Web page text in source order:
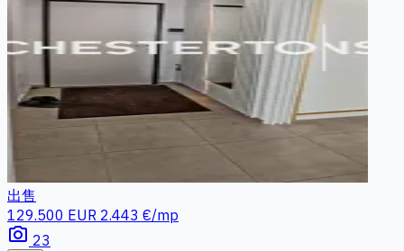
出售
129.500 EUR 2.443 €/mp
photo_camera 23